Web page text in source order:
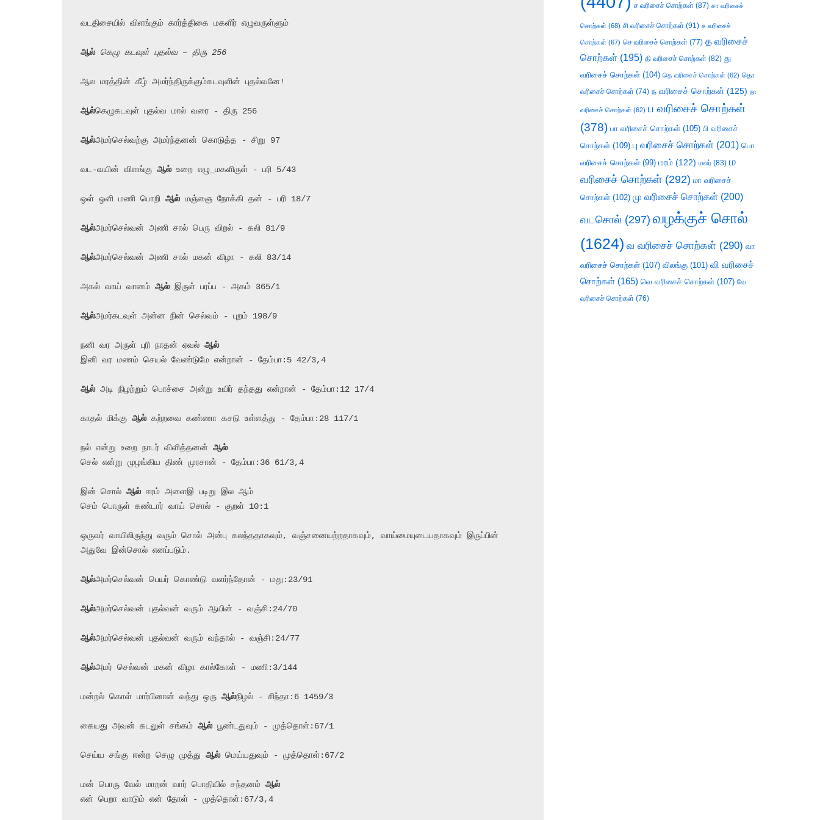
வடதிசையில் விளங்கும் கார்த்திகை மகளிர் எழுவருள்ளும்
ஆல் கெழு கடவுள் புதல்வ – திரு 256
ஆல மரத்தின் கீழ் அமர்ந்திருக்கும்கடவுளின் புதல்வனே!
ஆல்
ஆல்அமர்செல்வற்கு அமர்ந்தனன் கொடுத்த - சிறு 97
வட-வயின் விளங்கு ஆல் உறை எழு_மகளிருள் - பரி 5/43
ஒள் ஒளி மணி பொறி ஆல்
ஆல்
ஆல்அமர்செல்வன் அணி சால் மகன் விழா - கலி 83/14
அகல் வாய் வானம் ஆல்
ஆல்அமர்கடவுள் அன்ன நின் செல்வம் - புறம் 198/9
நனி வர அருள் புரி நாதன் ஏவல் ஆல்
ஆல் அடி நிழற்றும் பொச்சை அன்று உயிர் தந்தது என்றான் - தேம்பா:12 17/4
காதல் மிக்கு ஆல் கற்றவை கண்ணா கசடு உள்ளத்து - தேம்பா:28 117/1
நல் என்று உறை நாடர் விளித்தனன் ஆல்
செல் என்று முழங்கிய திண் முரசான் - தேம்பா:36 61/3,4
இன் சொல் ஆல் ஈரம் அளைஇ படிறு இல ஆம்
செம் பொருள் கண்டார் வாய் சொல் - குறள் 10:1
ஒருவர் வாயிலிருந்து வரும் சொல் அன்பு கலந்ததாகவும், வஞ்சனையற்றதாகவும், வாய்மையுடையதாகவும் இருப்பின்
அதுவே இன்சொல் எனப்படும்.
ஆல்
ஆல்
ஆல்
ஆல்அமர் செல்வன் மகன் விழா கால்கோள் - மணி:3/144
மன்றல் கொள் மார்பினான் வந்து ஒரு ஆல்நிழல் - சிந்தா:6 1459/3
கையது அவன் கடலுள் சங்கம் ஆல் பூண்டதுவும் - முத்தொள்:67/1
செய்ய சங்கு ஈன்ற செழு முத்து ஆல் மெய்யதுவும் - முத்தொள்:67/2
மன் பொரு வேல் மாறன் வார் பொதியில் சந்தனம் ஆல்
என் பெறா வாடும் என் தோள் - முத்தொள்:67/3,4
ச வரிசைச் சொற்கள் (87) சா வரிசைச்
சொற்கள் (68) சி வரிசைச் சொற்கள் (91) சு வரிசைச்
சொற்கள் (67) செ வரிசைச் சொற்கள் (77) த வரிசைச்
சொற்கள் (195) தி வரிசைச் சொற்கள் (82) து
வரிசைச் சொற்கள் (104) தெ வரிசைச் சொற்கள் (62) தொ
வரிசைச் சொற்கள் (74) ந வரிசைச் சொற்கள் (125) நா
வரிசைச் சொற்கள் (62) ப வரிசைச் சொற்கள்
(378) பா வரிசைச் சொற்கள் (105) பி வரிசைச்
சொற்கள் (109) பு வரிசைச் சொற்கள் (201) பொ
வரிசைச் சொற்கள் (99) மரம் (122) மலர் (83) ம
வரிசைச் சொற்கள் (292) மா வரிசைச்
சொற்கள் (102) மு வரிசைச் சொற்கள் (200)
வடசொல் (297) வழக்குச் சொல்
(1624) வ வரிசைச் சொற்கள் (290) வா
வரிசைச் சொற்கள் (107) விலங்கு (101) வி வரிசைச்
சொற்கள் (165) வெ வரிசைச் சொற்கள் (107) வே
வரிசைச் சொற்கள் (76)